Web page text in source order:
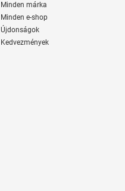
Minden márka
Minden e-shop
Újdonságok
Kedvezmények